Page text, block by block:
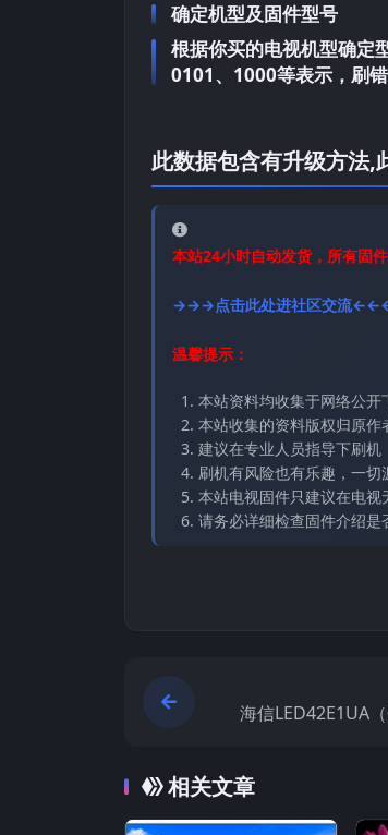
确定机型及固件型号
根据你买的电视机型确定
0101、1000等表示，刷
此数据包含有升级方法,
本站24小时自动发货，所有固
→→→点击此处进社区交流
温馨提示：
本站资料均收集于网络公
本站收集的资料版权归原
建议在专业人员指导下刷机
刷机有风险也有乐趣，一
本站电视固件只建议在电视
请务必详细检查固件介绍
海信LED42E1UA
相关文章